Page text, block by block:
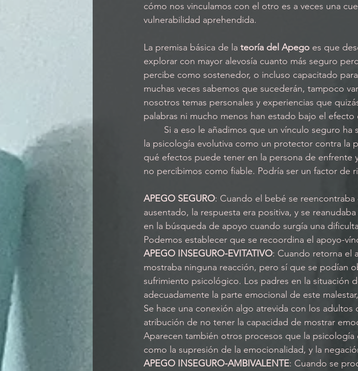
cómo nos vinculamos con el otro es a veces una
vulnerabilidad aprehendida.
La premisa básica de la teoría del Apego es que
explorar con mayor alevosía cuanto más seguro
percibe como sostenedor, o incluso capacitado
muchas veces sabemos que sucederán, tampoco
nosotros temas personales y experiencias que
palabras ni mucho menos han estado bajo el efecto
la psicología evolutiva como un protector contra la
qué efectos puede tener en la persona de enfrente
no percibimos como fiable. Podría ser un factor de
APEGO SEGURO: Cuando el bebé se
ausentado, la respuesta era positiva, y se
en la búsqueda de apoyo cuando surgía una
Podemos establecer que se recoordina el apoyo-
APEGO INSEGURO-EVITATIVO: Cuando retorna el
mostraba ninguna reacción, pero sí que se podían
sufrimiento psicológico. Los padres en la situación
adecuadamente la parte emocional de este
Se hace una conexión algo atrevida con los
atribución de no tener la capacidad de mostrar
Aparecen también otros procesos que la
como la supresión de la emocionalidad, y la
APEGO INSEGURO-AMBIVALENTE: Cuando se